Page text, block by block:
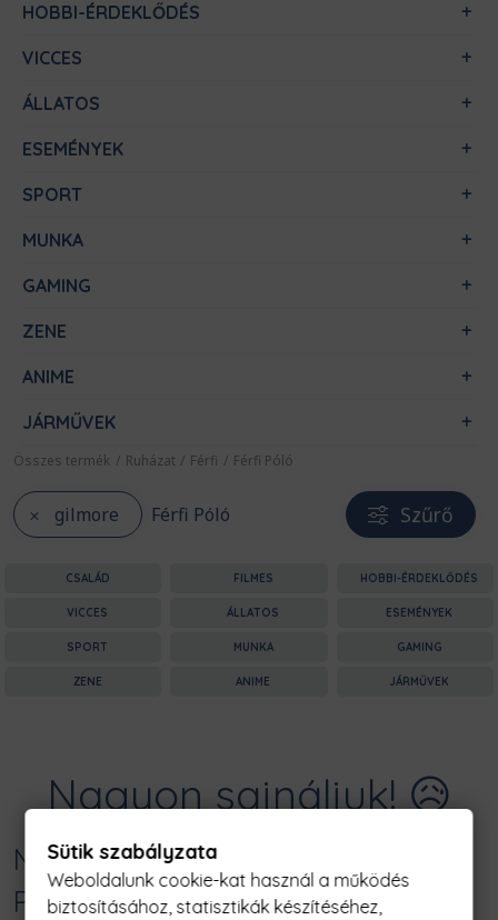
HOBBI-ÉRDEKLŐDÉS
VICCES
ÁLLATOS
ESEMÉNYEK
SPORT
MUNKA
GAMING
ZENE
ANIME
JÁRMŰVEK
Összes termék / Ruházat / Férfi / Férfi Póló
gilmore Férfi Póló Szűrő
CSALÁD FILMES HOBBI-ÉRDEKLŐDÉS
VICCES ÁLLATOS ESEMÉNYEK
SPORT MUNKA GAMING
ZENE ANIME JÁRMŰVEK
Nagyon sajnáljuk! 😥
Nincs találat erre: "gilmore Férfi
Póló"
Sütik szabályzata
Weboldalunk cookie-kat használ a működés
biztosításához, statisztikák készítéséhez,